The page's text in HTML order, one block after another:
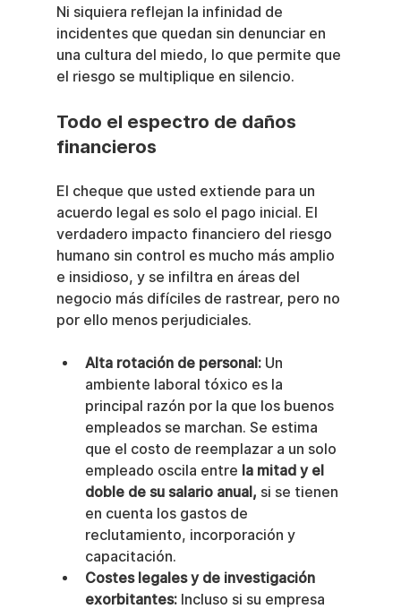
Ni siquiera reflejan la infinidad de
incidentes que quedan sin denunciar en
una cultura del miedo, lo que permite que
el riesgo se multiplique en silencio.
Todo el espectro de daños
financieros
El cheque que usted extiende para un
acuerdo legal es solo el pago inicial. El
verdadero impacto financiero del riesgo
humano sin control es mucho más amplio
e insidioso, y se infiltra en áreas del
negocio más difíciles de rastrear, pero no
por ello menos perjudiciales.
Alta rotación de personal: Un
ambiente laboral tóxico es la
principal razón por la que los buenos
empleados se marchan. Se estima
que el costo de reemplazar a un solo
empleado oscila entre la mitad y el
doble de su salario anual, si se tienen
en cuenta los gastos de
reclutamiento, incorporación y
capacitación.
Costes legales y de investigación
exorbitantes: Incluso si su empresa